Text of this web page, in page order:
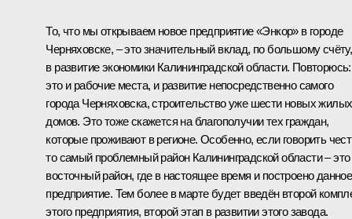
То, что мы открываем новое предприятие «Энкор» в городе
Черняховске, – это значительный вклад, по большому счёту,
в развитие экономики Калининградской области. Повторюсь:
это и рабочие места, и развитие непосредственно самого
города Черняховска, строительство уже шести новых жилых
домов. Это тоже скажется на благополучии тех граждан,
которые проживают в регионе. Особенно, если говорить
то самый проблемный район Калининградской области – это
восточный район, где в настоящее время и построено данное
предприятие. Тем более в марте будет введён второй
этого предприятия, второй этап в развитии этого завода.